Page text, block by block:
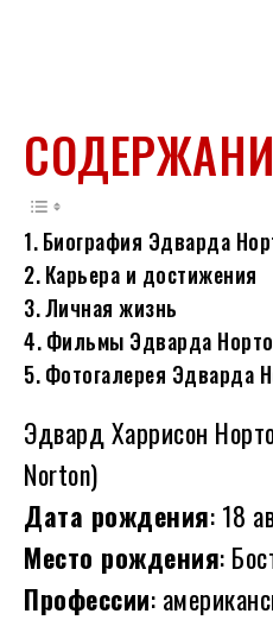
Биография Эдварда
Карьера и достижения
Личная жизнь
Фильмы Эдварда
Фотогалерея Эдварда
Эдвард Харрисон
Norton)
Дата рождения: 18
Место рождения:
Профессии: